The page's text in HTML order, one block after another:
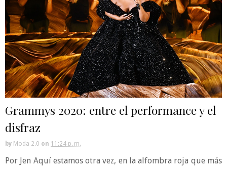
Grammys 2020: entre el performance y el
disfraz
by Moda 2.0 on 11:24 p. m.
Por Jen Aquí estamos otra vez, en la alfombra roja que más